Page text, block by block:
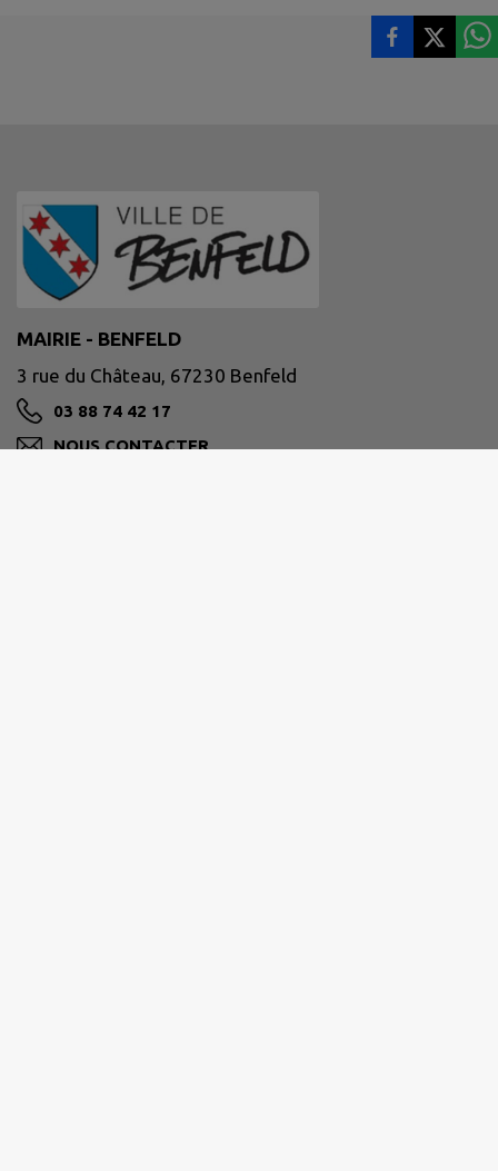
MAIRIE - BENFELD
3 rue du Château, 67230 Benfeld
03 88 74 42 17
NOUS CONTACTER